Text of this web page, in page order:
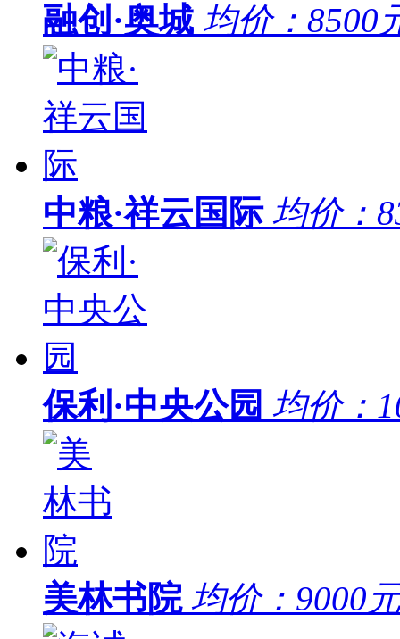
融创·奥城 均价： 8500
中粮·祥云国际 均价：
保利·中央公园 均价：
美林书院 均价： 9000